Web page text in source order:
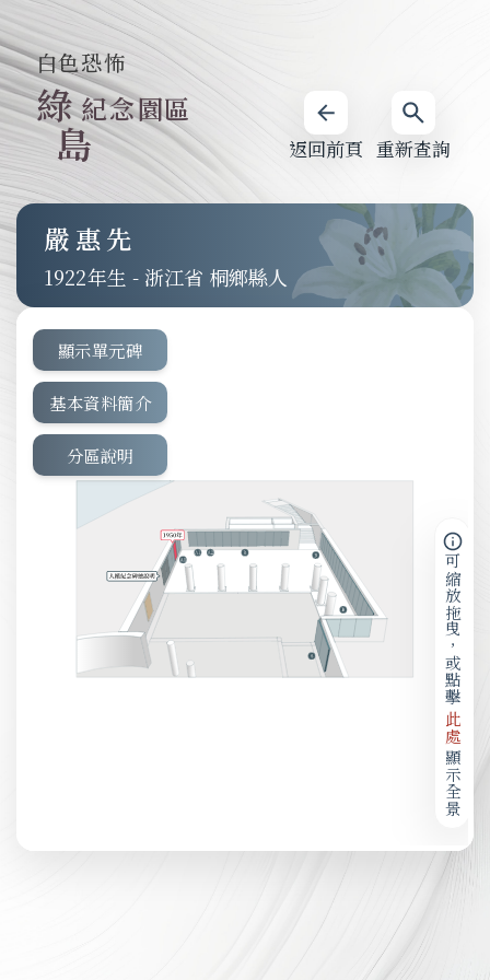
重新查詢
返回前頁
白色恐怖
綠
島
紀念園區
嚴惠先
1922 - 浙江省 桐鄉縣人
顯示單元碑
基本資料簡介
分區說明
可縮放拖曳，或點擊
此處
顯示全景